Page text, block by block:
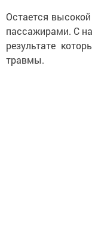
Остается
пассажирами. С
результате
травмы.